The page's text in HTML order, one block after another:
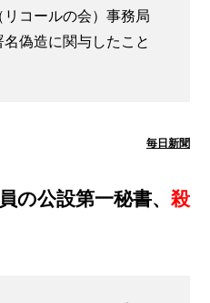
コールの会）事務局
偽造に関与したこと
毎日新聞
の公設第一秘書、 殺